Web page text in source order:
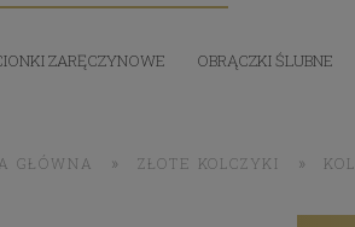
ZARĘCZYNOWE OBRĄCZKI ŚLUBNE
GŁÓWNA » ZŁOTE KOLCZYKI »